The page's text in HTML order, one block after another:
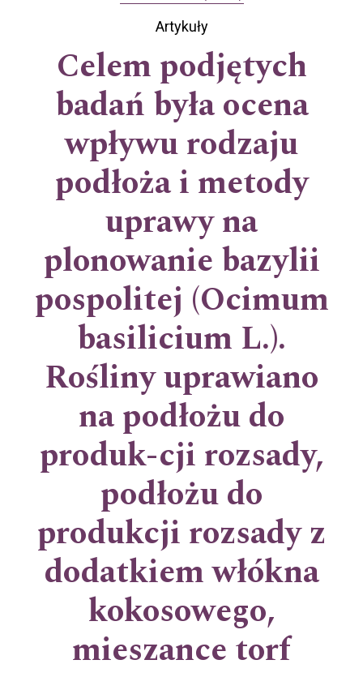
Artykuły
Celem podjętych
badań była ocena
wpływu rodzaju
podłoża i metody
uprawy na
plonowanie bazylii
pospolitej (Ocimum
basilicium L.).
Rośliny uprawiano
na podłożu do
produk-cji rozsady,
podłożu do
produkcji rozsady z
dodatkiem włókna
kokosowego,
mieszance torf